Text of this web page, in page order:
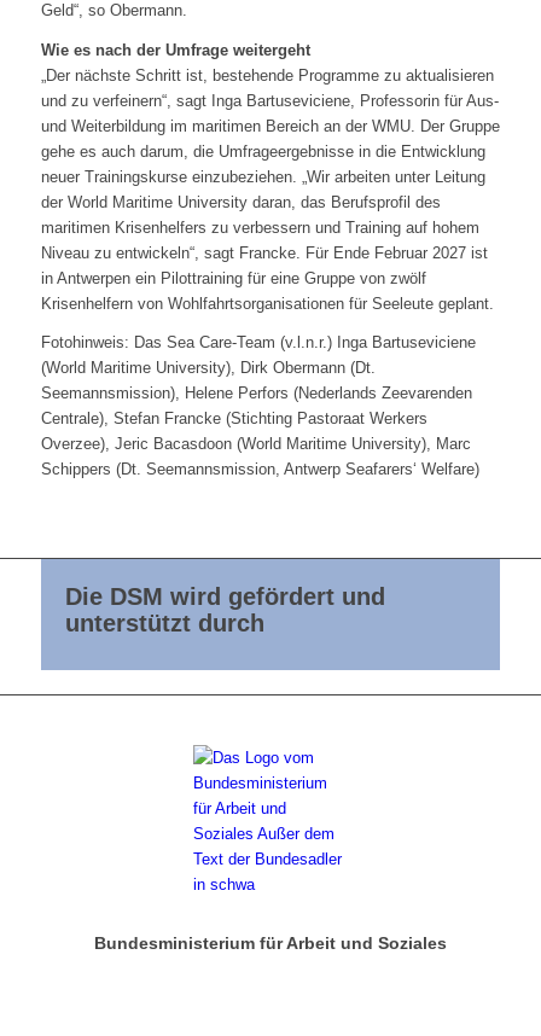
Geld“, so Obermann.
Wie es nach der Umfrage weitergeht
„Der nächste Schritt ist, bestehende Programme zu aktualisieren
und zu verfeinern“, sagt Inga Bartuseviciene, Professorin für Aus-
und Weiterbildung im maritimen Bereich an der WMU. Der Gruppe
gehe es auch darum, die Umfrageergebnisse in die Entwicklung
neuer Trainingskurse einzubeziehen. „Wir arbeiten unter Leitung
der World Maritime University daran, das Berufsprofil des
maritimen Krisenhelfers zu verbessern und Training auf hohem
Niveau zu entwickeln“, sagt Francke. Für Ende Februar 2027 ist
in Antwerpen ein Pilottraining für eine Gruppe von zwölf
Krisenhelfern von Wohlfahrtsorganisationen für Seeleute geplant.
Fotohinweis: Das Sea Care-Team (v.l.n.r.) Inga Bartuseviciene
(World Maritime University), Dirk Obermann (Dt.
Seemannsmission), Helene Perfors (Nederlands Zeevarenden
Centrale), Stefan Francke (Stichting Pastoraat Werkers
Overzee), Jeric Bacasdoon (World Maritime University), Marc
Schippers (Dt. Seemannsmission, Antwerp Seafarers‘ Welfare)
Die DSM wird gefördert und
unterstützt durch
Bundesministerium für Arbeit und Soziales